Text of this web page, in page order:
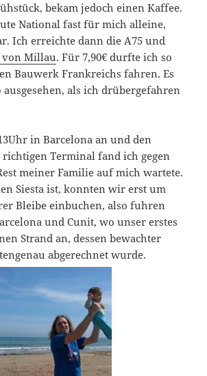
bekam jedoch einen Kaffee.
National fast für mich alleine,
Ich erreichte dann die A75 und
von Millau. Für 7,90€ durfte ich so
Bauwerk Frankreichs fahren. Es
als ich drübergefahren
in Barcelona an und den
Terminal fand ich gegen
meiner Familie auf mich wartete.
Siesta ist, konnten wir erst um
Bleibe einbuchen, also fuhren
und Cunit, wo unser erstes
Strand an, dessen bewachter
abgerechnet wurde.